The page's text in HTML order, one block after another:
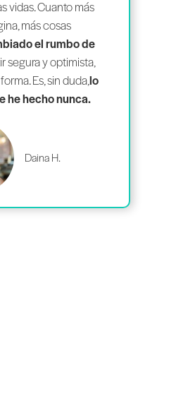
vidas. Cuanto más
más cosas
el rumbo de
segura y optimista,
Es, sin duda,lo
he hecho nunca.
Daina H.